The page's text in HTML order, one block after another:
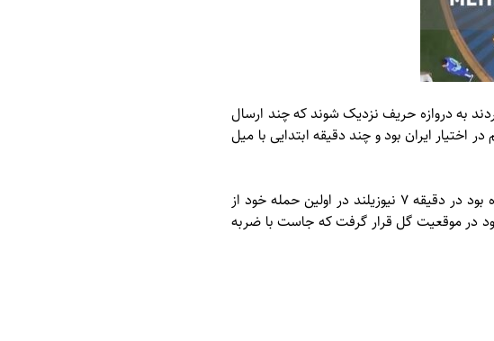
به دروازه حریف نزدیک شوند که چند ارسال
ایران بود و چند دقیقه ابتدایی با میل
در شرایطی که تیم ملی فوتبال ایران حملات پرتعدادی را روی دروازه حریف پی ریزی کرده بود در دقیقه ۷ نیوزیلند در اولین حمله خود از
در موقعیت گل قرار گرفت که جاست با ضربه